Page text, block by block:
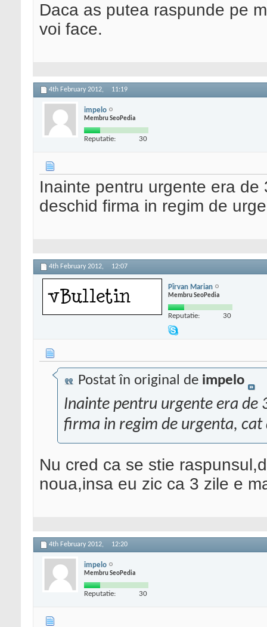
Daca as putea raspunde pe
voi face.
4th February 2012, 11:19
impelo
Membru SeoPedia
Reputatie: 30
Inainte pentru urgente era de
deschid firma in regim de
4th February 2012, 12:07
Pîrvan Marian
Membru SeoPedia
Reputatie: 30
Postat în original de impelo
Inainte pentru urgente era de
firma in regim de urgenta, cat
Nu cred ca se stie
noua,insa eu zic ca 3 zile e
4th February 2012, 12:20
impelo
Membru SeoPedia
Reputatie: 30